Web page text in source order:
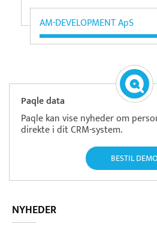
AM-DEVELOPMENT ApS
Paqle data
Paqle kan vise nyheder om
direkte i dit CRM-system.
BESTIL DEMO
NYHEDER